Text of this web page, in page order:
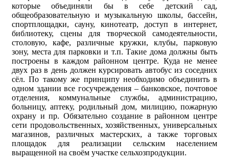
которые объединяли бы в себе детский сад,
общеобразовательную и музыкальную школы, бассейн,
спортплощадки, сауну, кинотеатр, доступ в интернет,
библиотеку, сцены для творческой самодеятельности,
столовую, кафе, различные кружки, клубы, парковую
зону, места для парковки и т.п. Такие дома должны быть
построены в каждом районном центре. Куда не менее
двух раз в день должен курсировать автобус из соседних
сёл. По такому же принципу необходимо объединить в
одном здании все госучреждения – банковское, почтовое
отделения, коммунальные службы, администрацию,
больницу, аптеку, родильный дом, милицию, пожарную
охрану и пр. Обязательно создание в районном центре
сети продовольственных, хозяйственных, универсальных
магазинов, различных мастерских, а также торговых
площадок для реализации сельским населением
выращенной на своём участке сельхозпродукции.